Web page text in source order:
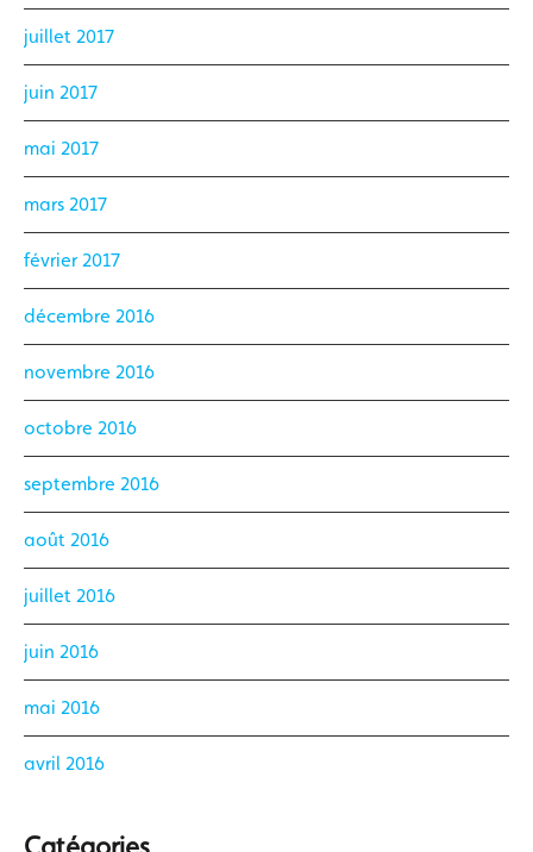
juillet 2017
juin 2017
mai 2017
mars 2017
février 2017
décembre 2016
novembre 2016
octobre 2016
septembre 2016
août 2016
juillet 2016
juin 2016
mai 2016
avril 2016